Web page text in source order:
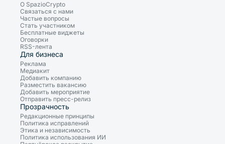
О SpazioCrypto
Связаться с нами
Частые вопросы
Стать участником
Бесплатные виджеты
Оговорки
RSS-лента
Для бизнеса
Реклама
Медиакит
Добавить компанию
Разместить вакансию
Добавить мероприятие
Отправить пресс-релиз
Прозрачность
Редакционные принципы
Политика исправлений
Этика и независимость
Политика использования ИИ